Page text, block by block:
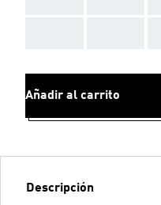
Añadir al carrito
Descripción